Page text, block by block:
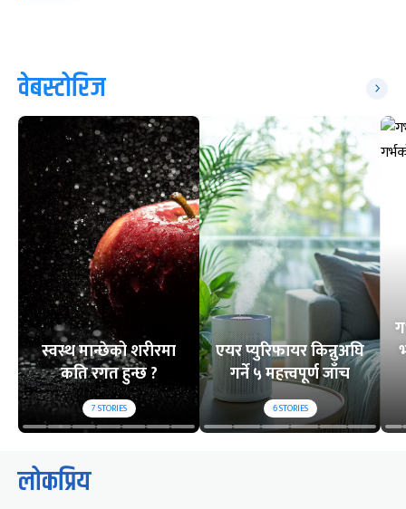
वेबस्टोरिज
स्वस्थ मान्छेको शरीरमा
कति रगत हुन्छ ?
7STORIES
एयर प्युरिफायर किन्नुअघि
गर्ने ५ महत्त्वपूर्ण जाँच
6STORIES
लोकप्रिय